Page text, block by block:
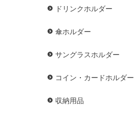
ドリンクホルダー
傘ホルダー
サングラスホルダー
コイン・カードホルダー
収納用品